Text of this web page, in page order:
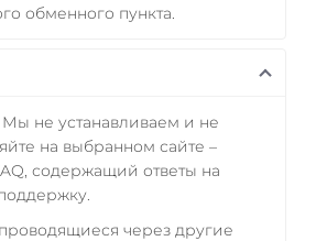
обменного пункта.
не устанавливаем и не
на выбранном сайте –
содержащий ответы на
через другие